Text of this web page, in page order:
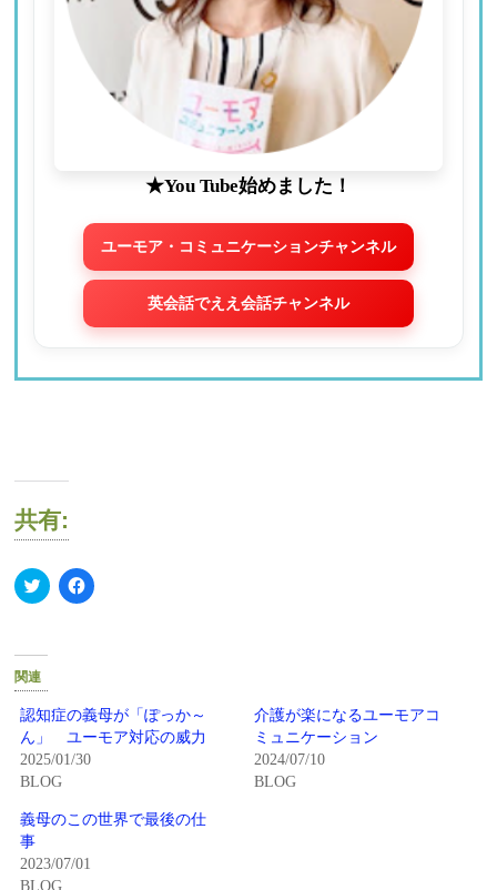
★You Tube始めました！
ユーモア・コミュニケーションチャンネル
英会話でええ会話チャンネル
共有:
ク
リ
て
共
有
(新
い
ウ
ィ
ド
ウ
開
き
ま
Facebook
で
リ
ッ
ク
し
て
さ
い
し
い
関連
認知症の義母が「ぽっか～
ん」 ユーモア対応の威力
2025/01/30
BLOG
介護が楽になるユーモアコ
ミュニケーション
2024/07/10
BLOG
義母のこの世界で最後の仕
事
2023/07/01
BLOG